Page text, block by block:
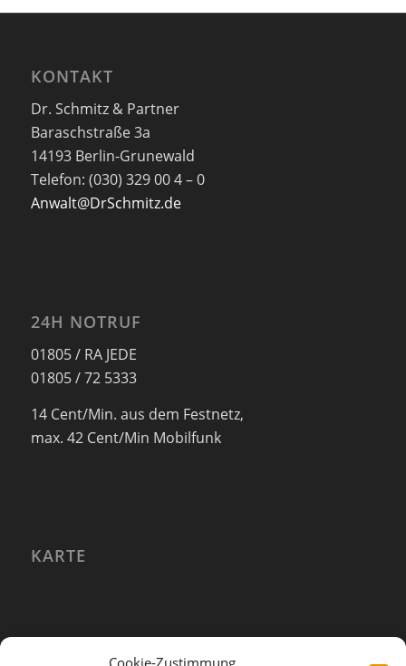
Cookie-Zustimmung
KONTAKT
Dr. Schmitz & Partner
Baraschstraße 3a
14193 Berlin-Grunewald
Telefon: (030) 329 00 4 – 0
Anwalt@DrSchmitz.de
24H NOTRUF
01805 / RA JEDE
01805 / 72 5333
14 Cent/Min. aus dem Festnetz,
max. 42 Cent/Min Mobilfunk
KARTE